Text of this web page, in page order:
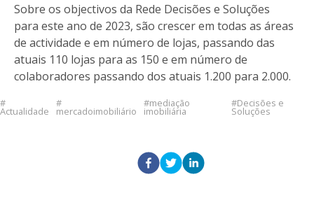
Sobre os objectivos da Rede Decisões e Soluções
para este ano de 2023, são crescer em todas as áreas
de actividade e em número de lojas, passando das
atuais 110 lojas para as 150 e em número de
colaboradores passando dos atuais 1.200 para 2.000.
Actualidade mercadoimobiliário
mediação
imobiliária
Decisões e
Soluções